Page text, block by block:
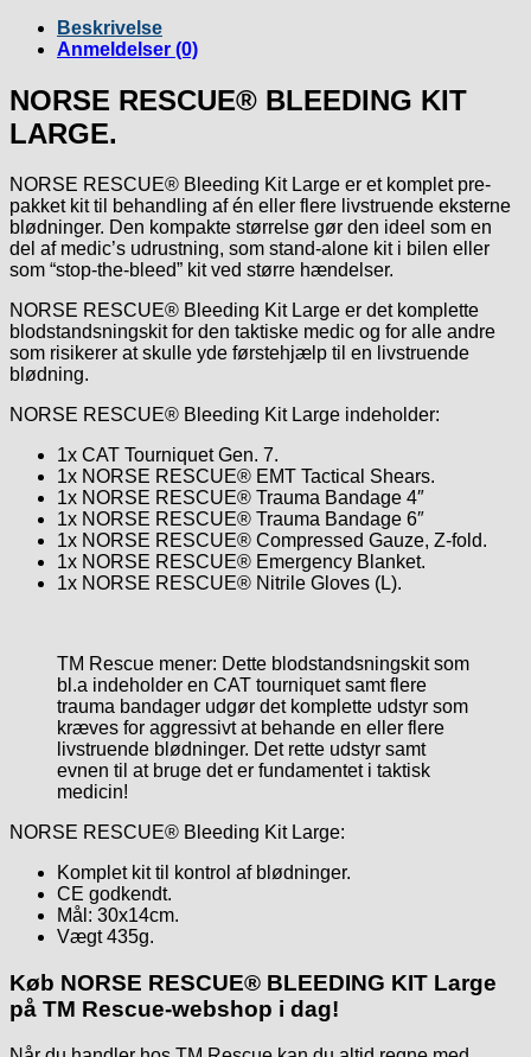
Beskrivelse
Anmeldelser (0)
NORSE RESCUE® BLEEDING KIT
LARGE.
NORSE RESCUE® Bleeding Kit Large er et komplet pre-
pakket kit til behandling af én eller flere livstruende eksterne
blødninger. Den kompakte størrelse gør den ideel som en
del af medic’s udrustning, som stand-alone kit i bilen eller
som “stop-the-bleed” kit ved større hændelser.
NORSE RESCUE® Bleeding Kit Large er det komplette
blodstandsningskit for den taktiske medic og for alle andre
som risikerer at skulle yde førstehjælp til en livstruende
blødning.
NORSE RESCUE® Bleeding Kit Large indeholder:
1x CAT Tourniquet Gen. 7.
1x NORSE RESCUE® EMT Tactical Shears.
1x NORSE RESCUE® Trauma Bandage 4″
1x NORSE RESCUE® Trauma Bandage 6″
1x NORSE RESCUE® Compressed Gauze, Z-fold.
1x NORSE RESCUE® Emergency Blanket.
1x NORSE RESCUE® Nitrile Gloves (L).
TM Rescue mener: Dette blodstandsningskit som
bl.a indeholder en CAT tourniquet samt flere
trauma bandager udgør det komplette udstyr som
kræves for aggressivt at behande en eller flere
livstruende blødninger. Det rette udstyr samt
evnen til at bruge det er fundamentet i taktisk
medicin!
NORSE RESCUE® Bleeding Kit Large:
Komplet kit til kontrol af blødninger.
CE godkendt.
Mål: 30x14cm.
Vægt 435g.
Køb NORSE RESCUE® BLEEDING KIT Large
på TM Rescue-webshop i dag!